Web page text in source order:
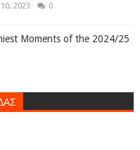
2023 0
Moments of the 2024/25